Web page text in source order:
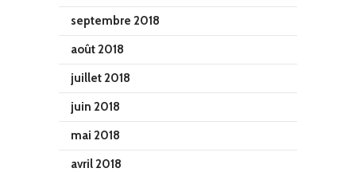
septembre 2018
août 2018
juillet 2018
juin 2018
mai 2018
avril 2018